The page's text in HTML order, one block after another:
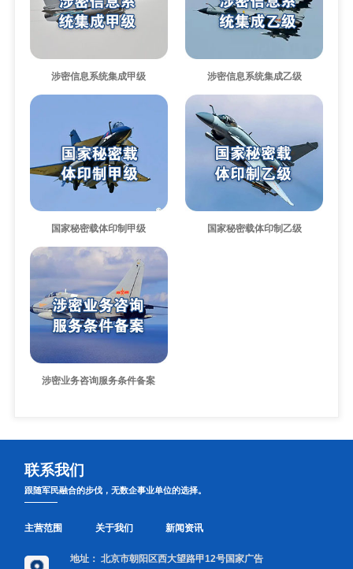
涉密信息系统集成甲级 涉密信息系统集成乙级
国家秘密载体印制甲级 国家秘密载体印制乙级
涉密业务咨询服务条件备案
联系我们
跟随军民融合的步伐，无数企事业单位的选择。
主营范围 关于我们 新闻资讯
地址： 北京市朝阳区西大望路甲12号国家广告